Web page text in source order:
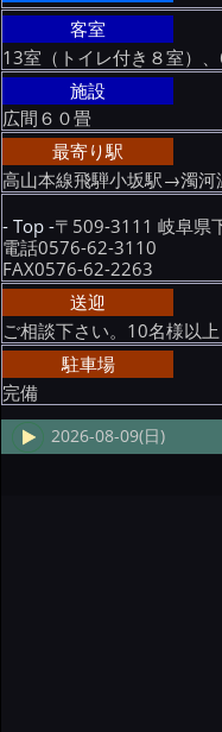
客室
13室（トイレ付き８室）
施設
広間６０畳
最寄り駅
高山本線飛騨小坂駅→濁河
- Top -〒509-3111 岐阜県
電話0576-62-3110
FAX0576-62-2263
送迎
ご相談下さい。10名様以上
駐車場
完備
2026-08-09(日)